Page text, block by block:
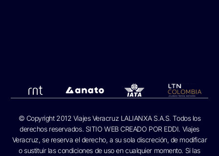
© Copyright 2012 Viajes Veracruz LALIANXA S.A.S. Todos los
derechos reservados. SITIO WEB CREADO POR EDDI. Viajes
Veracruz, se reserva el derecho, a su sola discreción, de modificar
o sustituir las condiciones de uso en cualquier momento. Si las